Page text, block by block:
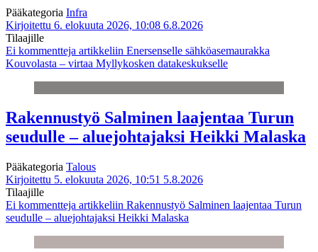
Pääkategoria Infra
Kirjoitettu 6. elokuuta 2026, 10:08 6.8.2026
Tilaajille
Ei kommentteja artikkeliin Enersenselle sähköasemaurakka
Kouvolasta – virtaa Myllykosken datakeskukselle
Rakennustyö Salminen laajentaa Turun
seudulle – aluejohtajaksi Heikki Malaska
Pääkategoria Talous
Kirjoitettu 5. elokuuta 2026, 10:51 5.8.2026
Tilaajille
Ei kommentteja artikkeliin Rakennustyö Salminen laajentaa Turun
seudulle – aluejohtajaksi Heikki Malaska